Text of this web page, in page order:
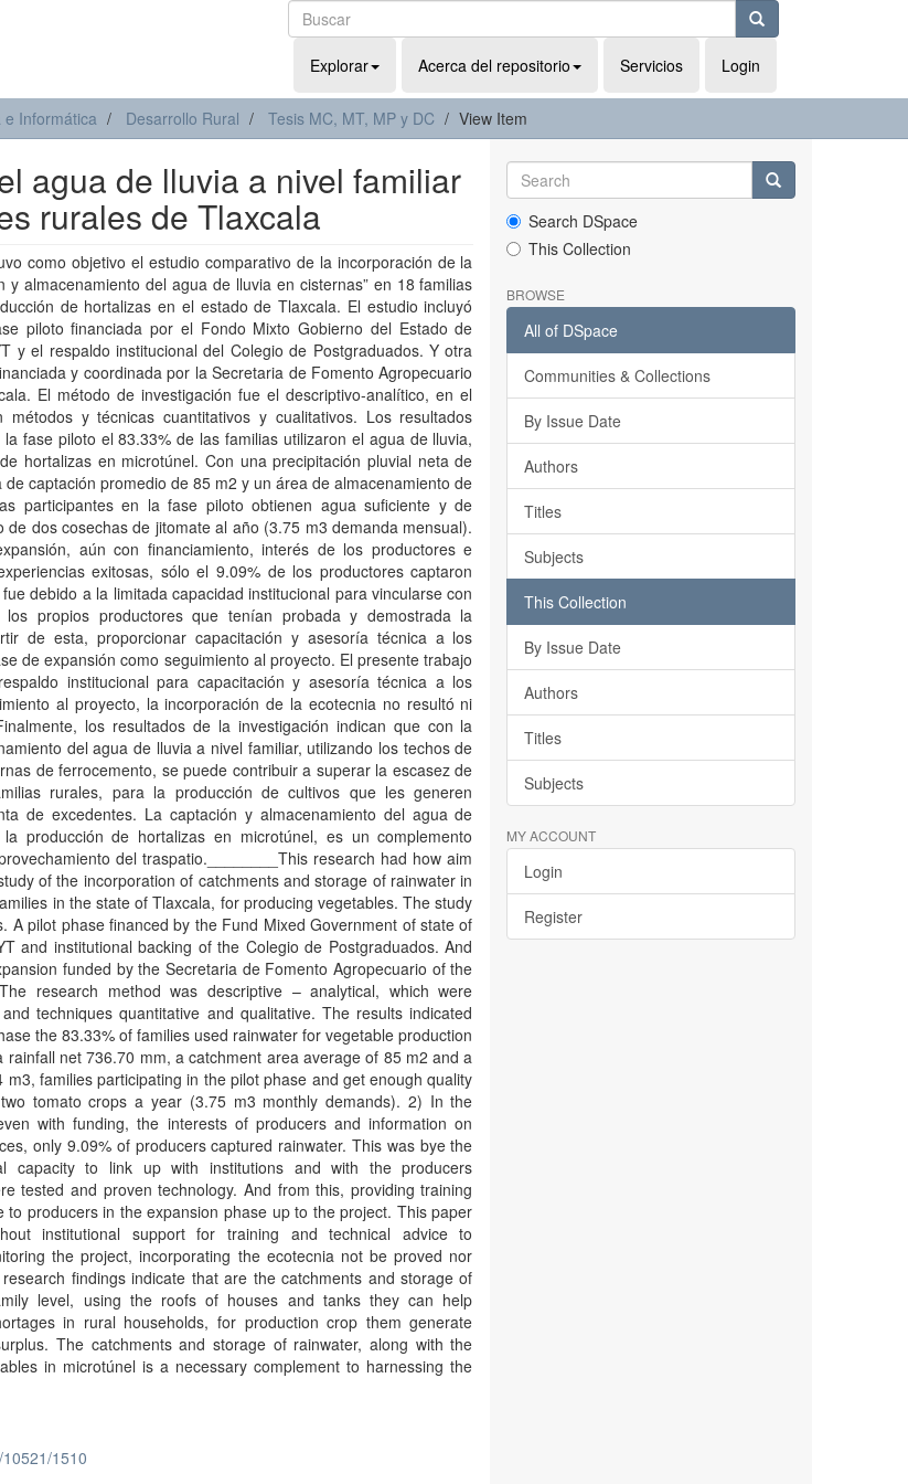
Explorar Acerca del repositorio Servicios Login
e Informática Desarrollo Rural Tesis MC, MT, MP y DC View Item
agua de lluvia a nivel familiar
rurales de Tlaxcala
como objetivo el estudio comparativo de la incorporación de la
y almacenamiento del agua de lluvia en cisternas” en 18 familias
de hortalizas en el estado de Tlaxcala. El estudio incluyó
piloto financiada por el Fondo Mixto Gobierno del Estado de
y el respaldo institucional del Colegio de Postgraduados. Y otra
y coordinada por la Secretaria de Fomento Agropecuario
El método de investigación fue el descriptivo-analítico, en el
métodos y técnicas cuantitativos y cualitativos. Los resultados
fase piloto el 83.33% de las familias utilizaron el agua de lluvia,
hortalizas en microtúnel. Con una precipitación pluvial neta de
captación promedio de 85 m2 y un área de almacenamiento de
participantes en la fase piloto obtienen agua suficiente y de
de dos cosechas de jitomate al año (3.75 m3 demanda mensual).
aún con financiamiento, interés de los productores e
exitosas, sólo el 9.09% de los productores captaron
debido a la limitada capacidad institucional para vincularse con
los propios productores que tenían probada y demostrada la
de esta, proporcionar capacitación y asesoría técnica a los
de expansión como seguimiento al proyecto. El presente trabajo
institucional para capacitación y asesoría técnica a los
al proyecto, la incorporación de la ecotecnia no resultó ni
los resultados de la investigación indican que con la
del agua de lluvia a nivel familiar, utilizando los techos de
de ferrocemento, se puede contribuir a superar la escasez de
rurales, para la producción de cultivos que les generen
de excedentes. La captación y almacenamiento del agua de
producción de hortalizas en microtúnel, es un complemento
del traspatio.________This research had how aim
of the incorporation of catchments and storage of rainwater in
in the state of Tlaxcala, for producing vegetables. The study
A pilot phase financed by the Fund Mixed Government of state of
and institutional backing of the Colegio de Postgraduados. And
funded by the Secretaria de Fomento Agropecuario of the
research method was descriptive – analytical, which were
techniques quantitative and qualitative. The results indicated
the 83.33% of families used rainwater for vegetable production
rainfall net 736.70 mm, a catchment area average of 85 m2 and a
m3, families participating in the pilot phase and get enough quality
tomato crops a year (3.75 m3 monthly demands). 2) In the
with funding, the interests of producers and information on
only 9.09% of producers captured rainwater. This was bye the
capacity to link up with institutions and with the producers
tested and proven technology. And from this, providing training
to producers in the expansion phase up to the project. This paper
institutional support for training and technical advice to
the project, incorporating the ecotecnia not be proved nor
research findings indicate that are the catchments and storage of
level, using the roofs of houses and tanks they can help
in rural households, for production crop them generate
The catchments and storage of rainwater, along with the
in microtúnel is a necessary complement to harnessing the
1510
Search DSpace
This Collection
BROWSE
All of DSpace
Communities & Collections
By Issue Date
Authors
Titles
Subjects
This Collection
By Issue Date
Authors
Titles
Subjects
MY ACCOUNT
Login
Register